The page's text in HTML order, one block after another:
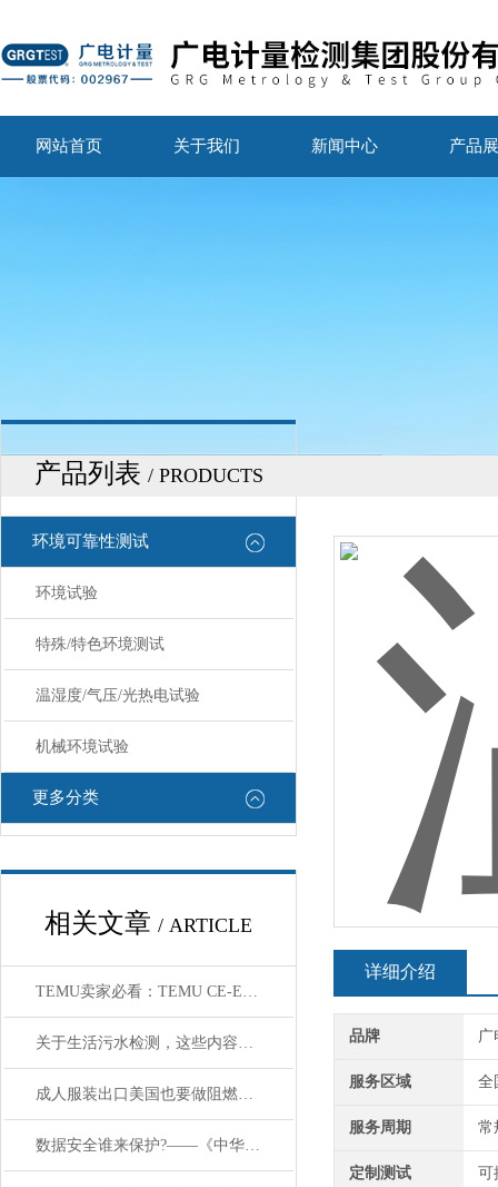
网站首页 关于我们 新闻中心 产品
产品列表 / PRODUCTS
环境可靠性测试
环境试验
特殊/特色环境测试
温湿度/气压/光热电试验
机械环境试验
更多分类
相关文章 / ARTICLE
TEMU卖家必看：TEMU CE-EMC测试核心重要性
关于生活污水检测，这些内容你一定要知道！
成人服装出口美国也要做阻燃测试吗？
数据安全谁来保护?——《中华人民共和国数据安全法》解读
详细介绍
品牌 广
服务区域 全
服务周期 常
定制测试 可